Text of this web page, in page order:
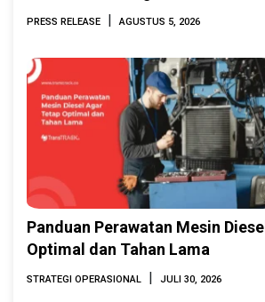
Indonesia Marine & Offshore
PRESS RELEASE | AGUSTUS 5, 2026
Panduan Perawatan Mesin
Optimal dan Tahan Lama
STRATEGI OPERASIONAL | JULI 30, 2026